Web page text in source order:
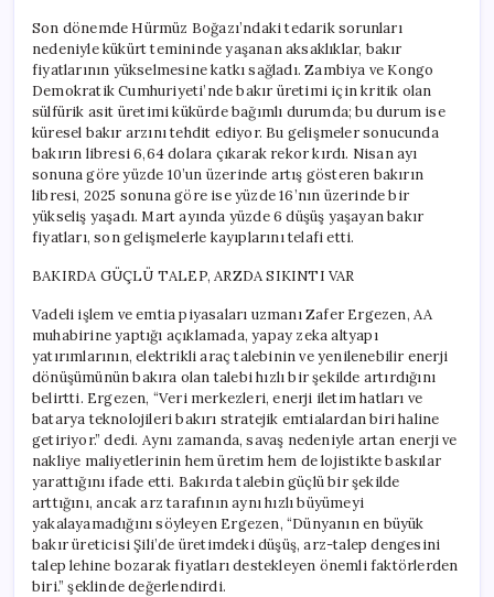
Son dönemde Hürmüz Boğazı’ndaki tedarik sorunları
nedeniyle kükürt temininde yaşanan aksaklıklar, bakır
fiyatlarının yükselmesine katkı sağladı. Zambiya ve Kongo
Demokratik Cumhuriyeti’nde bakır üretimi için kritik olan
sülfürik asit üretimi kükürde bağımlı durumda; bu durum ise
küresel bakır arzını tehdit ediyor. Bu gelişmeler sonucunda
bakırın libresi 6,64 dolara çıkarak rekor kırdı. Nisan ayı
sonuna göre yüzde 10’un üzerinde artış gösteren bakırın
libresi, 2025 sonuna göre ise yüzde 16’nın üzerinde bir
yükseliş yaşadı. Mart ayında yüzde 6 düşüş yaşayan bakır
fiyatları, son gelişmelerle kayıplarını telafi etti.
BAKIRDA GÜÇLÜ TALEP, ARZDA SIKINTI VAR
Vadeli işlem ve emtia piyasaları uzmanı Zafer Ergezen, AA
muhabirine yaptığı açıklamada, yapay zeka altyapı
yatırımlarının, elektrikli araç talebinin ve yenilenebilir enerji
dönüşümünün bakıra olan talebi hızlı bir şekilde artırdığını
belirtti. Ergezen, “Veri merkezleri, enerji iletim hatları ve
batarya teknolojileri bakırı stratejik emtialardan biri haline
getiriyor.” dedi. Aynı zamanda, savaş nedeniyle artan enerji ve
nakliye maliyetlerinin hem üretim hem de lojistikte baskılar
yarattığını ifade etti. Bakırda talebin güçlü bir şekilde
arttığını, ancak arz tarafının aynı hızlı büyümeyi
yakalayamadığını söyleyen Ergezen, “Dünyanın en büyük
bakır üreticisi Şili’de üretimdeki düşüş, arz-talep dengesini
talep lehine bozarak fiyatları destekleyen önemli faktörlerden
biri.” şeklinde değerlendirdi.